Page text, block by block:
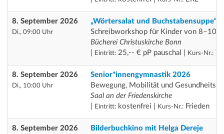
8. September 2026
Di., 09:00 Uhr
„Wörtersalat und Buchstabensuppe“
Schreibworkshop für Kinder von 8–10
Bücherei Christuskirche Bonn
Eintritt: 25,-- € pP pauschal | Kurs-Nr.:
8. September 2026
Di., 10:00 Uhr
Senior*innengymnastik 2026
Bewegung, Mobilität und
Saal an der Friedenskirche
Eintritt: kostenfrei | Kurs-Nr.: Frieden
8. September 2026
Bilderbuchkino mit Helga Dereje